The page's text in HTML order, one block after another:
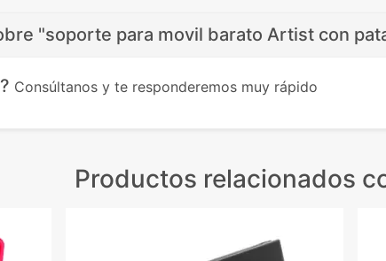
"soporte para movil barato Artist con
Consúltanos y te responderemos muy rápido
Productos relacionados